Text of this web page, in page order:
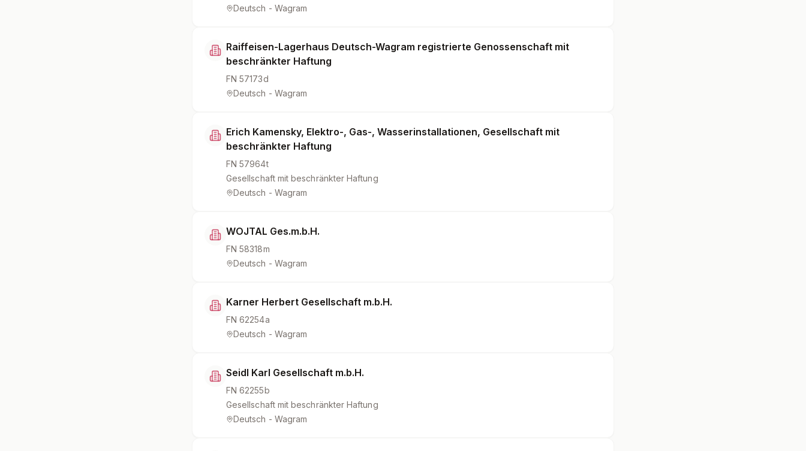
Deutsch - Wagram
Raiffeisen-Lagerhaus Deutsch-Wagram registrierte Genossenschaft mit
beschränkter Haftung
FN57173d
Deutsch - Wagram
Erich Kamensky, Elektro-, Gas-, Wasserinstallationen, Gesellschaft mit
beschränkter Haftung
FN57964t
Gesellschaft mit beschränkter Haftung
Deutsch - Wagram
WOJTAL Ges.m.b.H.
FN58318m
Deutsch - Wagram
Karner Herbert Gesellschaft m.b.H.
FN62254a
Deutsch - Wagram
Seidl Karl Gesellschaft m.b.H.
FN62255b
Gesellschaft mit beschränkter Haftung
Deutsch - Wagram